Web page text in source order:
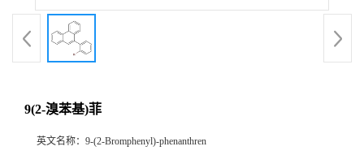
9(2-溴苯基)菲
英文名称： 9-(2-Bromphenyl)-phenanthren